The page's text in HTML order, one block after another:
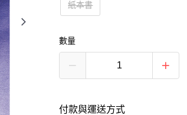
紙本書
數量
付款與運送方式